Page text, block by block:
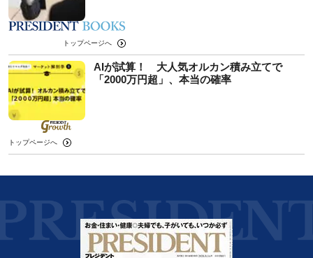
トップページへ
AIが試算！ 大人気オルカン積み立てで
「2000万円超」、本当の確率
トップページへ